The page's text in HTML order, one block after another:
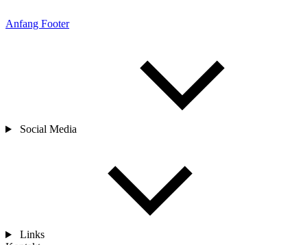
Anfang Footer
Social Media
Links